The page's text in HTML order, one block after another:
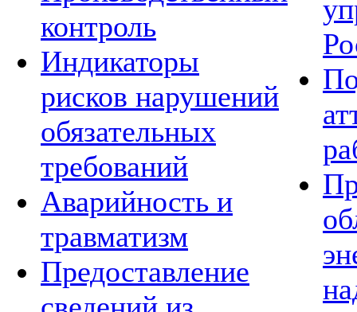
контроль
Индикаторы
рисков нарушений
обязательных
требований
Аварийность и
травматизм
Предоставление